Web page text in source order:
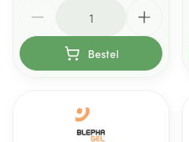
Bestel